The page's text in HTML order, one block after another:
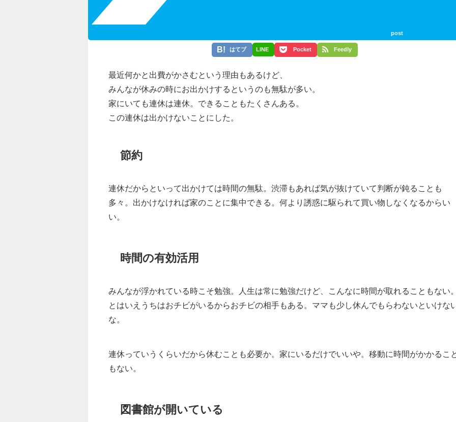
post
はてブ LINE Pocket Feedly
最近何かと出費がかさむという理由もあるけど、
みんなが休みの時にお出かけするというのも無駄が多い。
家にいても連休は連休。できることもたくさんある。
この連休は出かけないことにした。
節約
連休だからといって出かけては時間の無駄。渋滞もあれば気が抜けていて判断が鈍ることも
多々。出かけなければ家のことに集中できる。何より誘惑に駆られて買い物しなくなるからい
い。
時間の有効活用
みんなが浮かれている時こそ勉強。人生は常に勉強だけど、こんなに時間が取れることもない
とはいえうちはおチビがいるからおチビの相手もある。ママも少し休んでもらわないといけな
な。
連休っていうくらいだから休むことも必要か。家にいるだけでいいや。移動に時間がかかるこ
もない。
図書館が開いている